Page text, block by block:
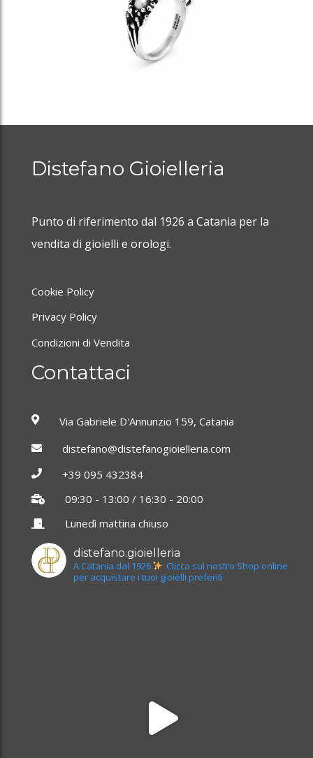
Anello trilogy Anemone Giovanni Raspini
Distefano Gioielleria
Punto di riferimento dal 1926 a Catania per la
vendita di gioielli e orologi.
Cookie Policy
Privacy Policy
Condizioni di Vendita
Contattaci
Via Gabriele D'Annunzio 159, Catania
distefano@distefanogioielleria.com
+39 095 432384
09:30 - 13:00 / 16:30 - 20:00
Lunedì mattina chiuso
distefano.gioielleria
A Catania dal 1926
Clicca sul nostro Shop online
per acquistare i tuoi gioielli preferiti